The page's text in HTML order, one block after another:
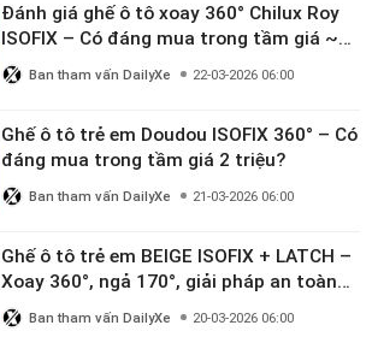
Đánh giá ghế ô tô xoay 360° Chilux Roy
ISOFIX – Có đáng mua trong tầm giá ~3
triệu
Ban tham vấn DailyXe 22-03-2026 06:00
Ghế ô tô trẻ em Doudou ISOFIX 360° – Có
đáng mua trong tầm giá 2 triệu?
Ban tham vấn DailyXe 21-03-2026 06:00
Ghế ô tô trẻ em BEIGE ISOFIX + LATCH –
Xoay 360°, ngả 170°, giải pháp an toàn
linh hoạt cho bé 0–10 tuổi
Ban tham vấn DailyXe 20-03-2026 06:00